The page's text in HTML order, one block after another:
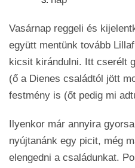
Vasárnap reggeli és
együtt mentünk tovább
kicsit kirándulni. Itt cserélt
(ő a Dienes családtól jött
festmény is (őt pedig mi
Ilyenkor már annyira
nyújtanánk egy picit, még
elengedni a családunkat.